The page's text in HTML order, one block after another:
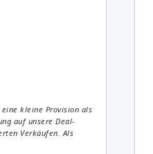
kleine Provision als
auf unsere Deal-
Verkäufen. Als